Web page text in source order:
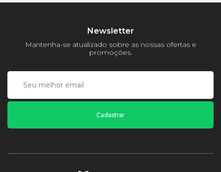
Newsletter
Mantenha-se atualizado sobre as nossas ofertas e
promoções.
Cadastrar